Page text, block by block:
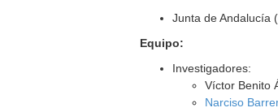
Junta de Andalucía
Equipo:
Investigadores:
Víctor Benito
Narciso